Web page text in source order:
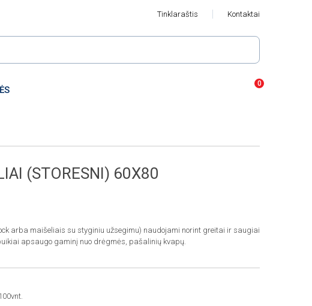
Tinklaraštis Kontaktai
(STORESNI) 60X80
arba maišeliais su styginiu užsegimu) naudojami norint greitai ir saugiai
apsaugo gaminį nuo drėgmės, pašalinių kvapų.